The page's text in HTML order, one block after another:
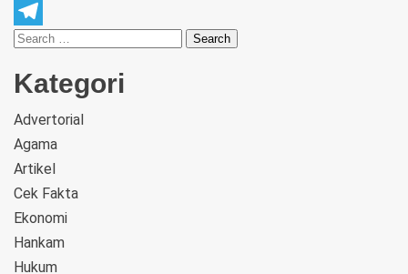
WhatsApp
Telegram
Kategori
Advertorial
Agama
Artikel
Cek Fakta
Ekonomi
Hankam
Hukum